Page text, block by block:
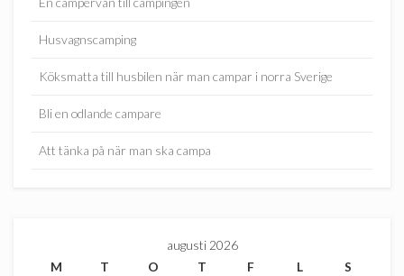
Husvagnscamping
Köksmatta till husbilen när man campar i norra Sverige
Bli en odlande campare
Att tänka på när man ska campa
augusti 2026
M
T O T F L S